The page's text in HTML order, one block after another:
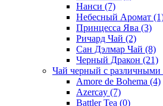
Нанси (7)
Небесный Аромат
Принцесса Ява (3)
Ричард Чай (2)
Сан Дэлмар Чай (8)
Черный Дракон (21)
Чай черный с различными
Amore de Bohema (4)
Azercay (7)
Battler Tea (0)